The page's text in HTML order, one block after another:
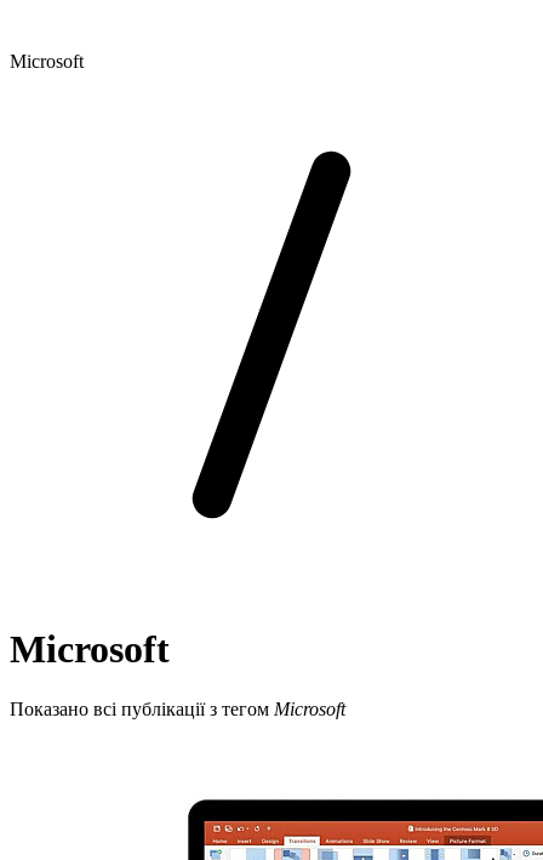
Microsoft
Microsoft
Показано всі публікації з тегом Microsoft